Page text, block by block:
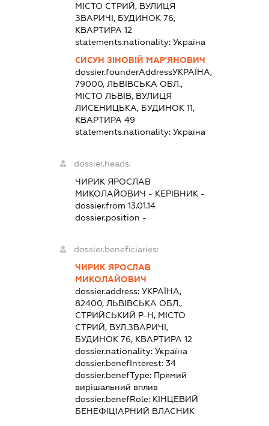
МІСТО СТРИЙ, ВУЛИЦЯ
ЗВАРИЧІ, БУДИНОК 76,
КВАРТИРА 12
statements.nationality:Україна
СИСУН ЗІНОВІЙ МАР'ЯНОВИЧ
dossier.founderAddressУКРАЇНА,
79000, ЛЬВІВСЬКА ОБЛ.,
МІСТО ЛЬВІВ, ВУЛИЦЯ
ЛИСЕНИЦЬКА, БУДИНОК 11,
КВАРТИРА 49
statements.nationality:Україна
dossier.heads:
ЧИРИК ЯРОСЛАВ
МИКОЛАЙОВИЧ - КЕРІВНИК -
dossier.from 13.01.14
dossier.position -
dossier.beneficiaries:
ЧИРИК ЯРОСЛАВ
МИКОЛАЙОВИЧ
dossier.address:УКРАЇНА,
82400, ЛЬВІВСЬКА ОБЛ.,
СТРИЙСЬКИЙ Р-Н, МІСТО
СТРИЙ, ВУЛ.ЗВАРИЧІ,
БУДИНОК 76, КВАРТИРА 12
dossier.nationality:Україна
dossier.benefInterest:34
dossier.benefType: Прямий
вирішальний вплив
dossier.benefRole: КІНЦЕВИЙ
БЕНЕФІЦІАРНИЙ ВЛАСНИК